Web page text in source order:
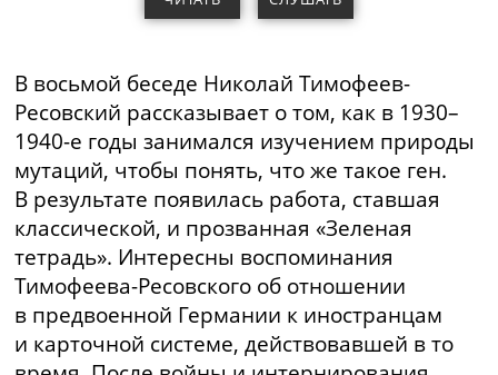
В восьмой беседе Николай Тимофеев-
Ресовский рассказывает о том, как в 1930–
1940-е годы занимался изучением природы
мутаций, чтобы понять, что же такое ген.
В результате появилась работа, ставшая
классической, и прозванная «Зеленая
тетрадь». Интересны воспоминания
Тимофеева-Ресовскогооб отношении
в предвоенной Германии к иностранцам
и карточной системе, действовавшей в то